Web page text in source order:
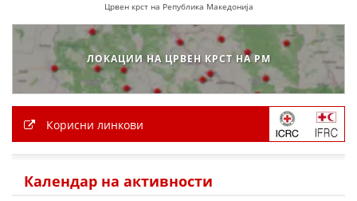
Црвен крст на Република Македонија
ЛОКАЦИИ НА ЦРВЕН КРСТ НА РМ
Корисни линкови
Календар на активности